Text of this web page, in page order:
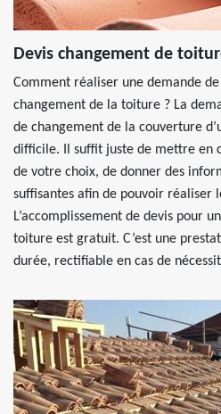
Devis changement de
Comment réaliser une demande
changement de la toiture ? La
de changement de la couverture
difficile. Il suffit juste de mettre en
de votre choix, de donner des
suffisantes afin de pouvoir réaliser
L’accomplissement de devis pour
toiture est gratuit. C’est une
durée, rectifiable en cas de